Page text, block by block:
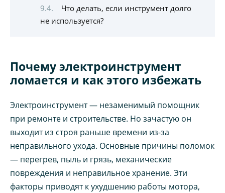
Что делать, если инструмент долго
не используется?
Почему электроинструмент
ломается и как этого избежать
Электроинструмент — незаменимый помощник
при ремонте и строительстве. Но зачастую он
выходит из строя раньше времени из-за
неправильного ухода. Основные причины поломок
— перегрев, пыль и грязь, механические
повреждения и неправильное хранение. Эти
факторы приводят к ухудшению работы мотора,